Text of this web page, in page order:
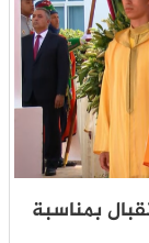
بمناسبة